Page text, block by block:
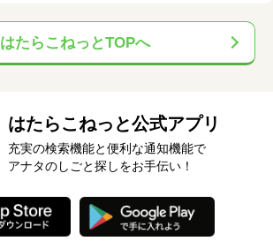
はたらこねっとTOPへ
はたらこねっと公式アプリ
充実の検索機能と便利な通知機能で
アナタのしごと探しをお手伝い！